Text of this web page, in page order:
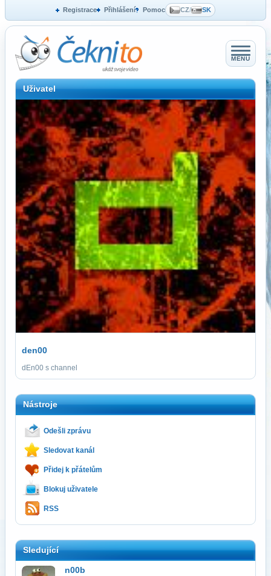
Registrace Přihlášení Pomoc CZ/ SK
MENU
Uživatel
den00
dEn00 s channel
Nástroje
Odešli zprávu
Sledovat kanál
Přidej k přátelům
Blokuj uživatele
RSS
Sledující
n00b